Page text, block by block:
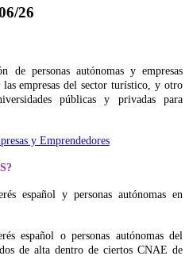
26
de personas autónomas y empresas
empresas del sector turístico, y otro
públicas y privadas para
y Emprendedores
español y personas autónomas en
español o personas autónomas del
de alta dentro de ciertos CNAE de